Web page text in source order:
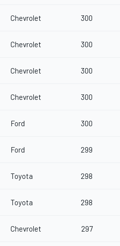
Chevrolet 300
Chevrolet 300
Chevrolet 300
Chevrolet 300
Ford 300
Ford 299
Toyota 298
Toyota 298
Chevrolet 297